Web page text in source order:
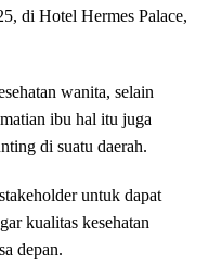
di Hotel Hermes Palace,
wanita, selain
ibu hal itu juga
di suatu daerah.
untuk dapat
kualitas kesehatan
depan.